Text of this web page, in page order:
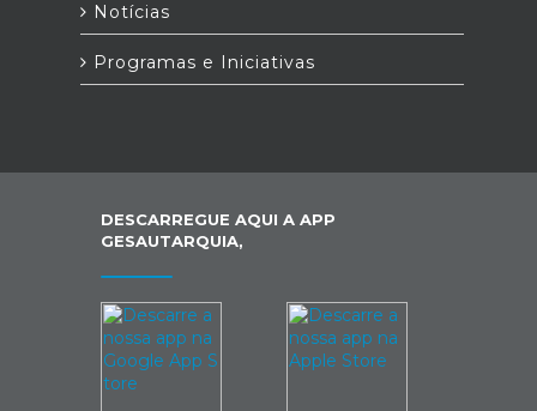
Notícias
Programas e Iniciativas
DESCARREGUE AQUI A APP
GESAUTARQUIA,